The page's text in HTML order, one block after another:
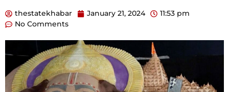
thestatekhabar January 21, 2024
11:53 pm
No Comments